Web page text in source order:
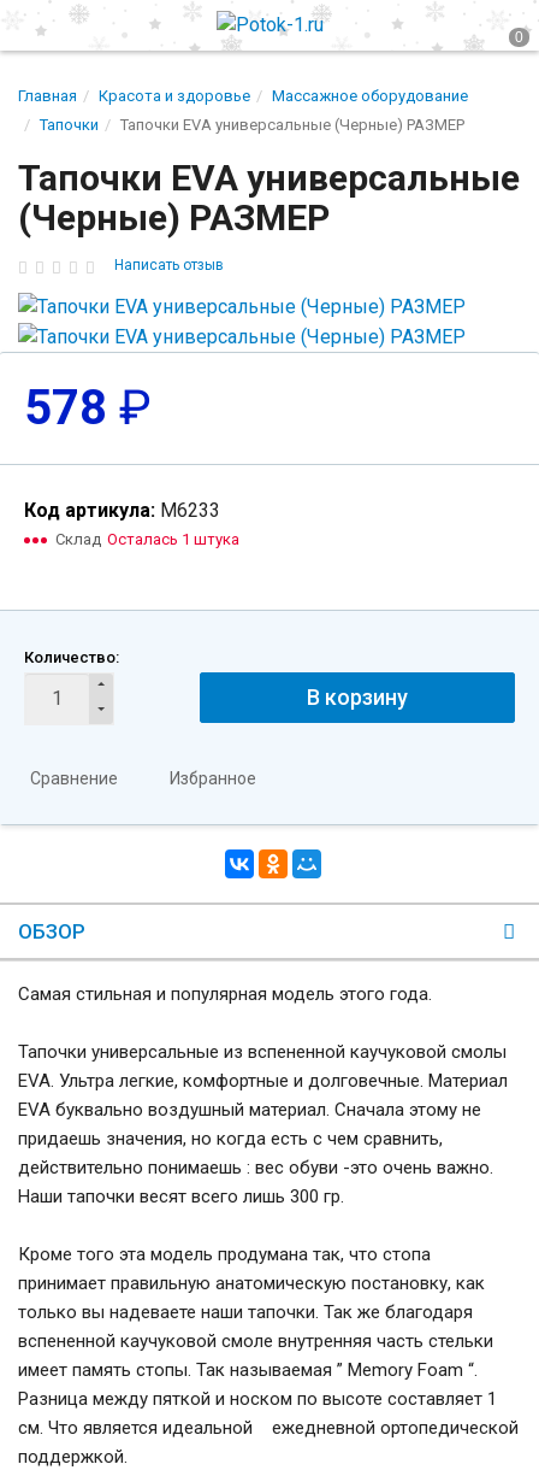
Главная Красота и здоровье
Массажное оборудование
Тапочки
Тапочки EVA универсальные (Черные) РАЗМЕР
Тапочки EVA универсальные
(Черные) РАЗМЕР
Написать отзыв
578 ₽
Код артикула: М6233
Склад Осталась 1 штука
Количество:
В корзину
Сравнение Избранное
ОБЗОР
Самая стильная и популярная модель этого года.
Тапочки универсальные из вспененной каучуковой смолы
EVA. Ультра легкие, комфортные и долговечные. Материал
EVA буквально воздушный материал. Сначала этому не
придаешь значения, но когда есть с чем сравнить,
действительно понимаешь : вес обуви -это очень важно.
Наши тапочки весят всего лишь 300 гр.
Кроме того эта модель продумана так, что стопа
принимает правильную анатомическую постановку, как
только вы надеваете наши тапочки. Так же благодаря
вспененной каучуковой смоле внутренняя часть стельки
имеет память стопы. Так называемая ” Memory Foam “.
Разница между пяткой и носком по высоте составляет 1
см. Что является идеальной ежедневной ортопедической
поддержкой.